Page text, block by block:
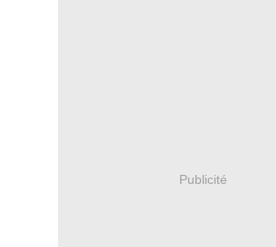
Publicité